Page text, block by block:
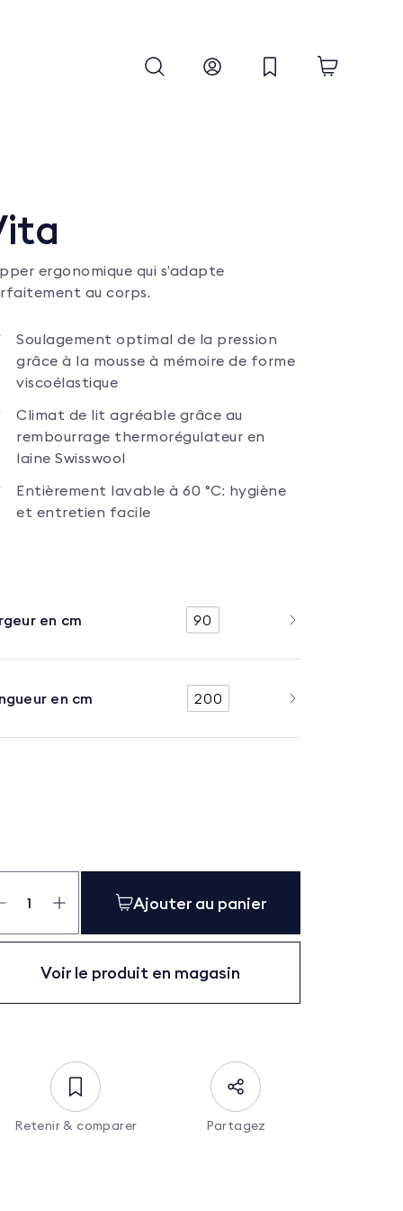
ergonomique qui s’adapte
au corps.
Soulagement optimal de la pression
grâce à la mousse à mémoire de forme
viscoélastique
Climat de lit agréable grâce au
rembourrage thermorégulateur en
laine Swisswool
Entièrement lavable à 60 °C: hygiène
et entretien facile
en cm 90
en cm 200
Ajouter au panier
Voir le produit en magasin
Retenir & comparer Partagez